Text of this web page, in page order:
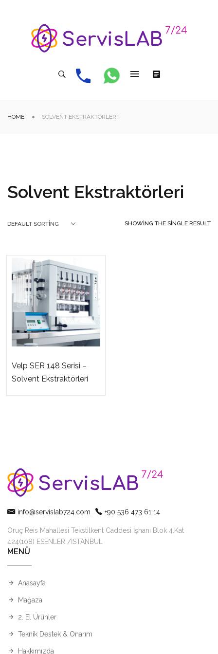
HOME SOLVENT EKSTRAKTÖRLERI
Solvent Ekstraktörleri
SHOWING THE SINGLE RESULT
DEFAULT SORTING
Velp SER 148 Serisi –
Solvent Ekstraktörleri
info@servislab724.com +90 536 473 61 14
Oruç Reis Mahallesi Tekstilkent Caddesi İşhanı Blok 4.Kat
424(108) ESENLER /İSTANBUL
MENÜ
Anasayfa
Mağaza
2. El Ürünler
Teknik Destek & Onarım
Hakkımızda